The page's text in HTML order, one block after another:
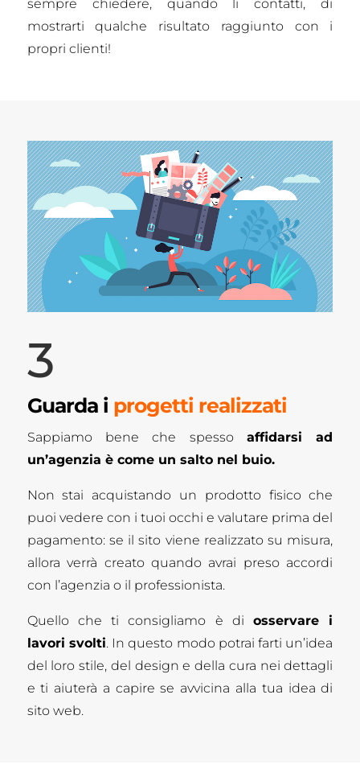
sempre chiedere, quando li contatti, di
mostrarti qualche risultato raggiunto con i
propri clienti!
3
Guarda i progetti realizzati
Sappiamo bene che spessoaffidarsi ad
un’agenzia è come un salto nel buio.
Non stai acquistando un prodotto fisico che
puoi vedere con i tuoi occhi e valutare prima del
pagamento: se il sito viene realizzato su misura,
allora verrà creato quando avrai preso accordi
con l’agenzia o il professionista.
Quello che ti consigliamo è diosservare i
lavori svolti. In questo modo potrai farti un’idea
del loro stile, del design e della cura nei dettagli
e ti aiuterà a capire se avvicina alla tua idea di
sito web.